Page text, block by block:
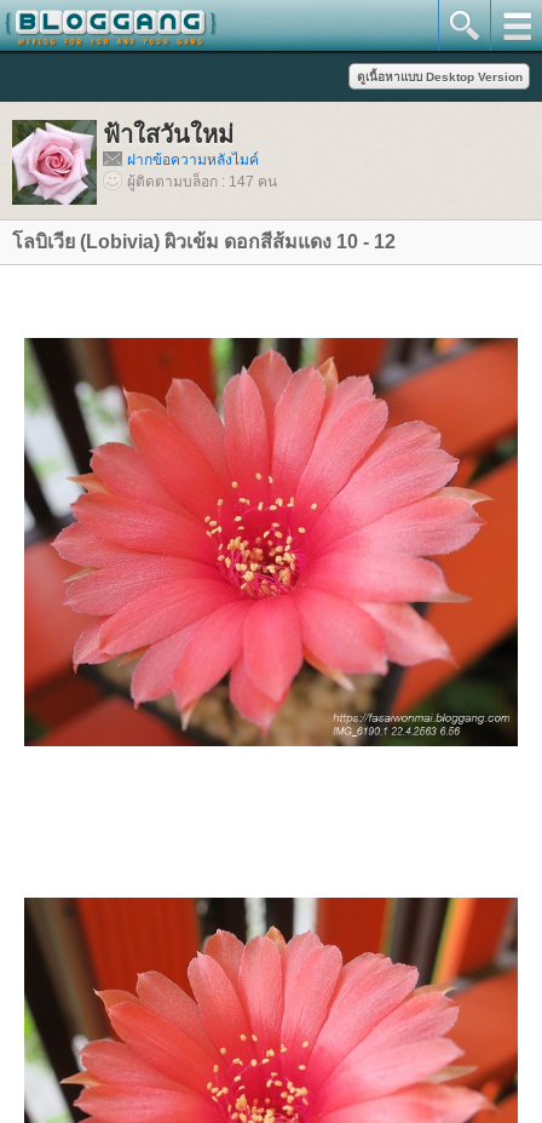
ฟ้าใสวันใหม่
ฝากข้อความหลังไมค์
ผู้ติดตามบล็อก : 147 คน
ลบิเวีย (Lobivia) ผิวเข้ม ดอกสีส้มแดง 10 - 12